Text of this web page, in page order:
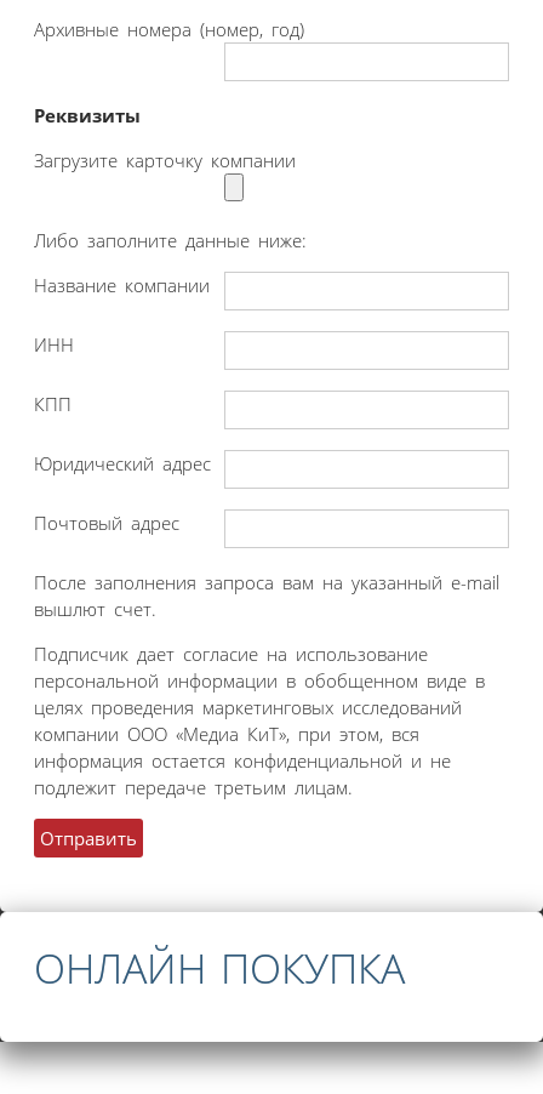
Архивные номера (номер, год)
Реквизиты
Загрузите карточку компании
Либо заполните данные ниже:
Название компании
ИНН
КПП
Юридический адрес
Почтовый адрес
После заполнения запроса вам на указанный e-mail
вышлют счет.
Подписчик дает согласие на использование
персональной информации в обобщенном виде в
целях проведения маркетинговых исследований
компании ООО «Медиа КиТ», при этом, вся
информация остается конфиденциальной и не
подлежит передаче третьим лицам.
ОНЛАЙН ПОКУПКА